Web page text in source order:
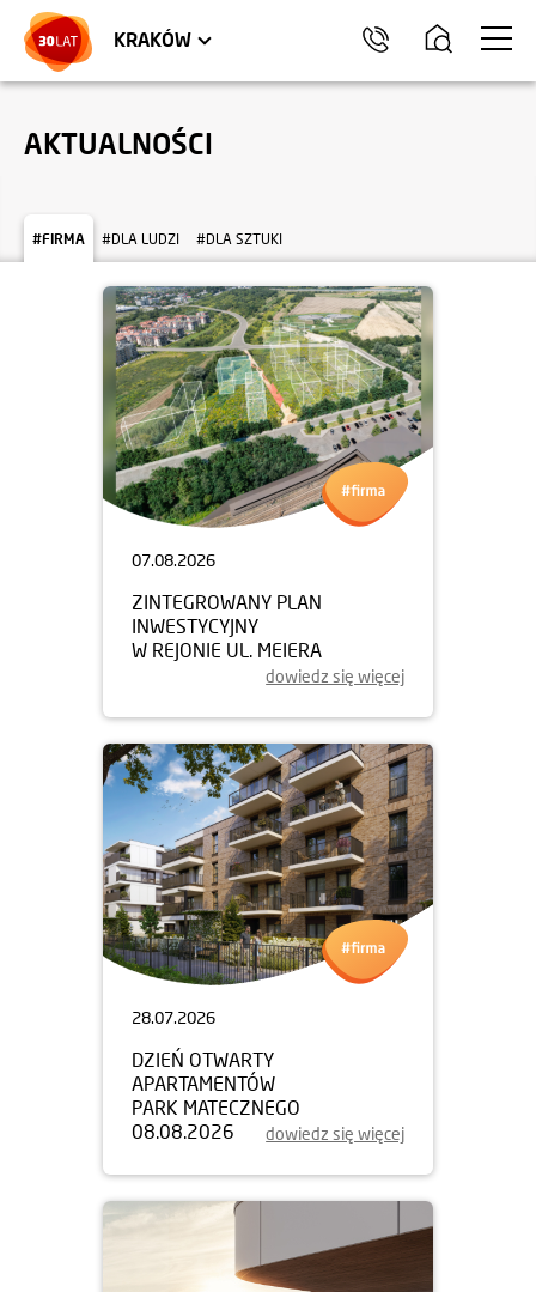
KRAKÓW
TRÓJMIASTO
LOKALE USŁUGOWE
AKTUALNOŚCI
#FIRMA #DLA LUDZI #DLA SZTUKI
07.08.2026
ZINTEGROWANY PLAN
INWESTYCYJNY
W REJONIE UL. MEIERA
dowiedz się więcej
28.07.2026
DZIEŃ OTWARTY
APARTAMENTÓW
PARK MATECZNEGO
08.08.2026
dowiedz się więcej